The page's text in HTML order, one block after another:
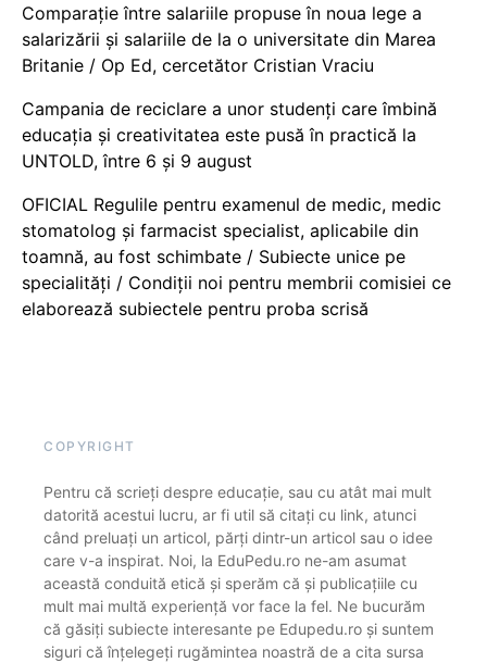
Comparație între salariile propuse în noua lege a
salarizării și salariile de la o universitate din Marea
Britanie / Op Ed, cercetător Cristian Vraciu
Campania de reciclare a unor studenți care îmbină
educația și creativitatea este pusă în practică la
UNTOLD, între 6 și 9 august
OFICIAL Regulile pentru examenul de medic, medic
stomatolog și farmacist specialist, aplicabile din
toamnă, au fost schimbate / Subiecte unice pe
specialități / Condiții noi pentru membrii comisiei ce
elaborează subiectele pentru proba scrisă
COPYRIGHT
Pentru că scrieți despre educație, sau cu atât mai mult
datorită acestui lucru, ar fi util să citați cu link, atunci
când preluați un articol, părți dintr-un articol sau o idee
care v-a inspirat. Noi, la EduPedu.ro ne-am asumat
această conduită etică și sperăm că și publicațiile cu
mult mai multă experiență vor face la fel. Ne bucurăm
că găsiți subiecte interesante pe Edupedu.ro și suntem
siguri că înțelegeți rugămintea noastră de a cita sursa